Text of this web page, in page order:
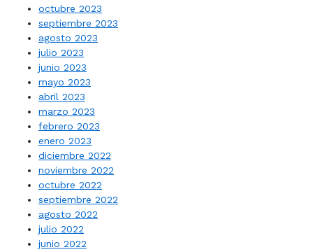
octubre 2023
septiembre 2023
agosto 2023
julio 2023
junio 2023
mayo 2023
abril 2023
marzo 2023
febrero 2023
enero 2023
diciembre 2022
noviembre 2022
octubre 2022
septiembre 2022
agosto 2022
julio 2022
junio 2022